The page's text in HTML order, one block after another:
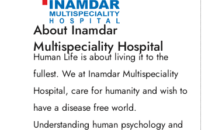
About Inamdar
Multispeciality Hospital
Human Life is about living it to the
fullest. We at Inamdar Multispeciality
Hospital, care for humanity and wish to
have a disease free world.
Understanding human psychology and